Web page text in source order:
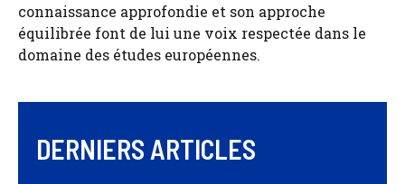
connaissance approfondie et son approche
équilibrée font de lui une voix respectée dans le
domaine des études européennes.
DERNIERS ARTICLES